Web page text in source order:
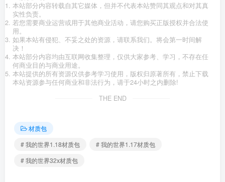
本站部分内容转载自其它媒体，但并不代表本站赞同其观点和对其真
实性负责。
若您需要商业运营或用于其他商业活动，请您购买正版授权并合法使
用。
如果本站有侵犯、不妥之处的资源，请联系我们。将会第一时间解
决！
本站部分内容均由互联网收集整理，仅供大家参考、学习，不存在任
何商业目的与商业用途。
本站提供的所有资源仅供参考学习使用，版权归原著所有，禁止下载
本站资源参与任何商业和非法行为，请于24小时之内删除!
THE END
材质包
# 我的世界1.18材质包
# 我的世界1.17材质包
# 我的世界32x材质包